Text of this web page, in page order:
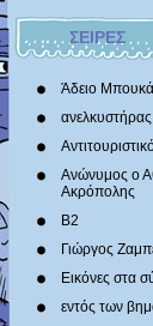
ΣΕΙΡΕΣ
Άδειο
ανελκυστήρας
Ανώνυμος ο
Ακρόπολης
Β2
Γιώργος
Εικόνες στα
εντός των